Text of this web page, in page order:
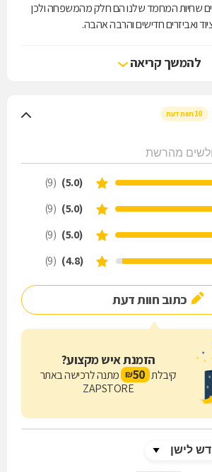
שחיות המחמד שלנו הם חלק מהמשפחה ולכן
ואביזרים חדישים והרבה אהבה.
חם.
מושבי מטה יהודה, צור הדסה, מבוא ביתר,
להמשך קריאה
10 חוות דעת
מהרשת
(5.0)
(9)
(5.0)
(9)
(5.0)
(9)
(4.8)
(9)
כתוב חוות דעת
הזמנת איש מקצוע?
קיבלת 50
₪ מתנה לרכישה באתר
ZAPSTORE